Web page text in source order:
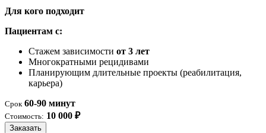
Для кого подходит
Пациентам с:
Стажем зависимости от 3 лет
Многократными рецидивами
Планирующим длительные проекты (реабилитация,
карьера)
Срок 60-90 минут
Стоимость: 10 000 ₽
Заказать